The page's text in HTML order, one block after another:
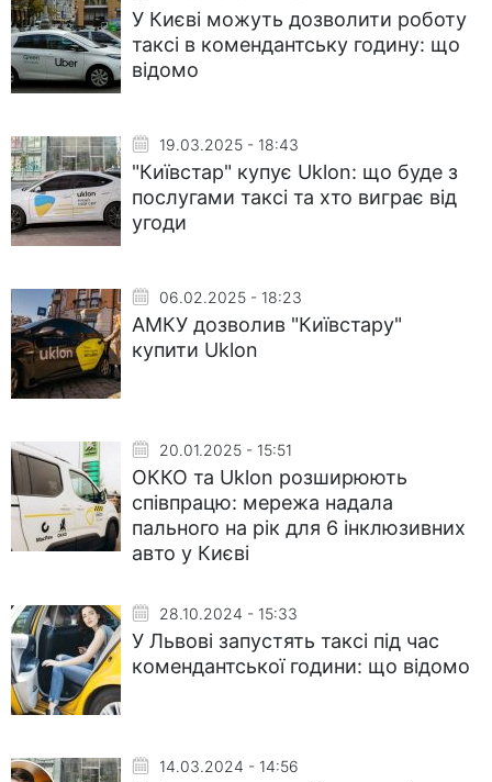
У Києві можуть дозволити роботу
таксі в комендантську годину: що
відомо
19.03.2025 - 18:43
"Київстар" купує Uklon: що буде з
послугами таксі та хто виграє від
угоди
06.02.2025 - 18:23
АМКУ дозволив "Київстару"
купити Uklon
20.01.2025 - 15:51
ОККО та Uklon розширюють
співпрацю: мережа надала
пального на рік для 6 інклюзивних
авто у Києві
28.10.2024 - 15:33
У Львові запустять таксі під час
комендантської години: що відомо
14.03.2024 - 14:56